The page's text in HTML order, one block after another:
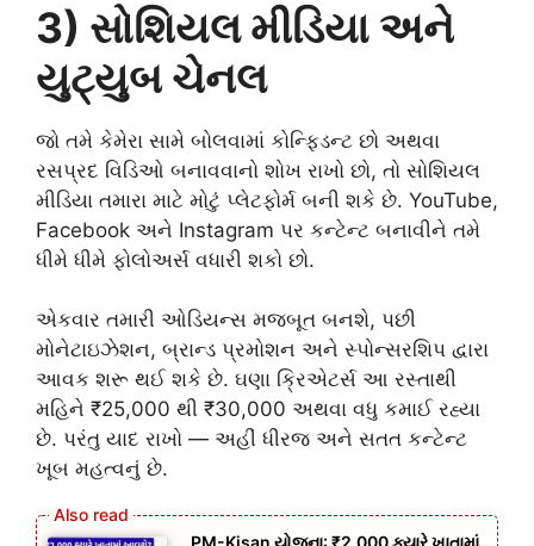
3) સોશિયલ મીડિયા અને
યુટ્યુબ ચેનલ
જો તમે કેમેરા સામે બોલવામાં કોન્ફિડન્ટ છો અથવા
રસપ્રદ વિડિઓ બનાવવાનો શોખ રાખો છો, તો સોશિયલ
મીડિયા તમારા માટે મોટું પ્લેટફોર્મ બની શકે છે. YouTube,
Facebook અને Instagram પર કન્ટેન્ટ બનાવીને તમે
ધીમે ધીમે ફોલોઅર્સ વધારી શકો છો.
એકવાર તમારી ઓડિયન્સ મજબૂત બનશે, પછી
મોનેટાઇઝેશન, બ્રાન્ડ પ્રમોશન અને સ્પોન્સરશિપ દ્વારા
આવક શરૂ થઈ શકે છે. ઘણા ક્રિએટર્સ આ રસ્તાથી
મહિને ₹25,000 થી ₹30,000 અથવા વધુ કમાઈ રહ્યા
છે. પરંતુ યાદ રાખો — અહીં ધીરજ અને સતત કન્ટેન્ટ
ખૂબ મહત્વનું છે.
PM-Kisan યોજના: ₹2,000 ક્યારે ખાતામાં